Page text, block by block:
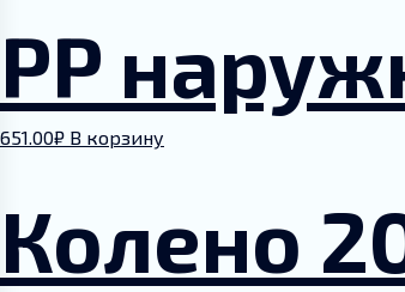
PP
651.00₽ В корзину
Колено